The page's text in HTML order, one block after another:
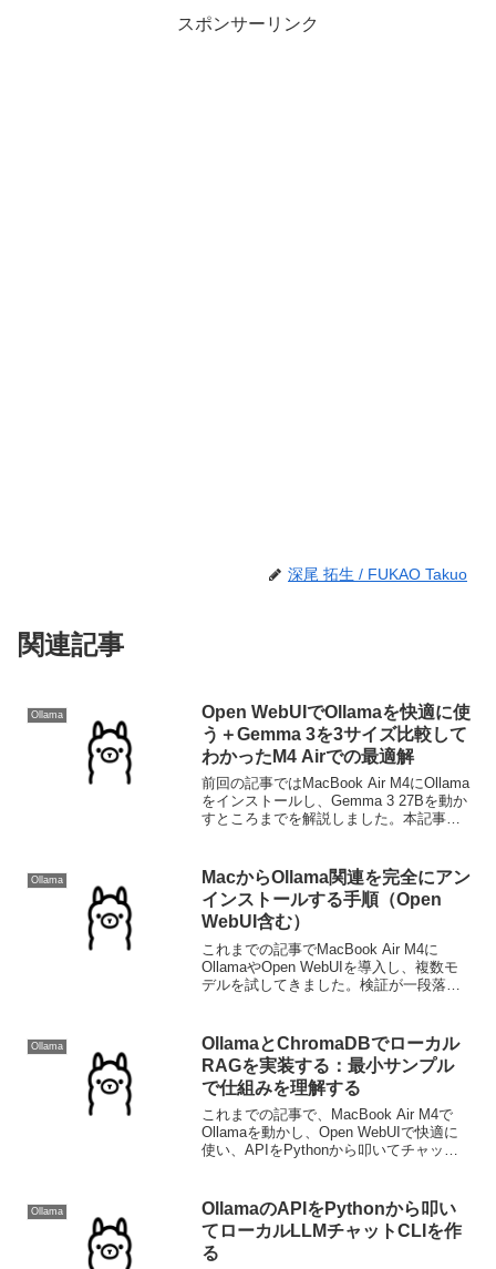
スポンサーリンク
深尾 拓生 / FUKAO Takuo
関連記事
Ollama
Open WebUIでOllamaを快適に使
う＋Gemma 3を3サイズ比較して
わかったM4 Airでの最適解
前回の記事ではMacBook Air M4にOllama
をインストールし、Gemma 3 27Bを動か
すところまでを解説しました。本記事で
Dockerで...
Ollama
MacからOllama関連を完全にアン
インストールする手順（Open
WebUI含む）
これまでの記事でMacBook Air M4に
OllamaやOpen WebUIを導入し、複数モ
デルを試してきました。検証が一段落し
ど、ローカルLLM環境を一度きれいに...
Ollama
OllamaとChromaDBでローカル
RAGを実装する：最小サンプル
で仕組みを理解する
これまでの記事で、MacBook Air M4で
Ollamaを動かし、Open WebUIで快適に
使い、APIをPythonから叩いてチャット
Augmen...
Ollama
OllamaのAPIをPythonから叩い
てローカルLLMチャットCLIを作
る